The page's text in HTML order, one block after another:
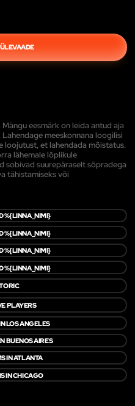
eesmärk on leida antud aja
meeskonnana loogilisi
loojutust, et lahendada mõistatus.
lähemale lõplikule
sobivad suurepäraselt sõpradega
tähistamiseks või
%{LINNA_NIMI}
%{LINNA_NIMI}
%{LINNA_NIMI}
%{LINNA_NIMI}
PLAYERS
LOS ANGELES
BUENOS AIRES
IN ATLANTA
IN CHICAGO